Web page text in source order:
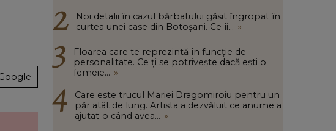
Noi detalii în cazul bărbatului găsit îngropat în
curtea unei case din Botoșani. Ce îi... »
Floarea care te reprezintă în funcție de
personalitate. Ce ți se potrivește dacă ești o
femeie... »
Care este trucul Mariei Dragomiroiu pentru un
păr atât de lung. Artista a dezvăluit ce anume a
ajutat-o când avea... »